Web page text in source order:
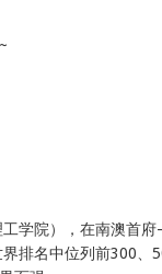
学院），在南澳首
排名中位列前300、